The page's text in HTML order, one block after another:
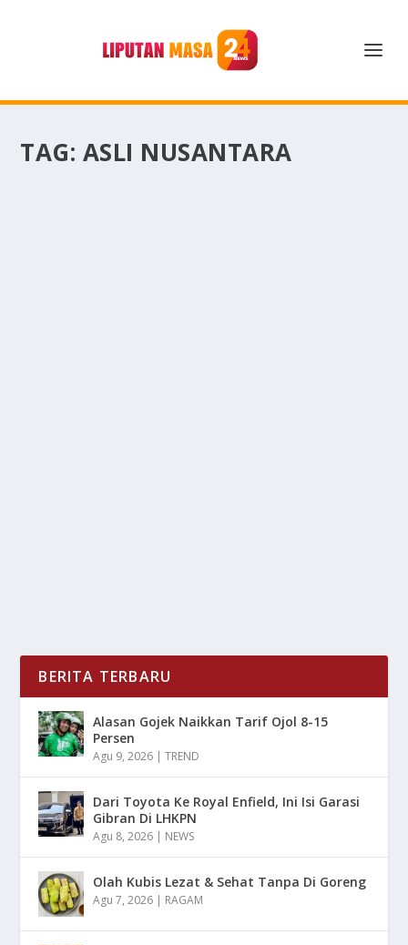
TAG: ASLI NUSANTARA
BERITA TERBARU
Alasan Gojek Naikkan Tarif Ojol 8-15
Persen
Agu 9, 2026 |TREND
Dari Toyota Ke Royal Enfield, Ini Isi Garasi
Gibran Di LHKPN
Agu 8, 2026 | NEWS
Olah Kubis Lezat & Sehat Tanpa Di Goreng
Agu 7, 2026 | RAGAM